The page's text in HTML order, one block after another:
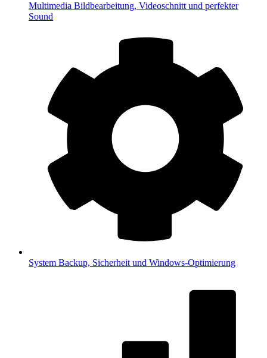
Multimedia Bildbearbeitung, Videoschnitt und perfekter
Sound
System Backup, Sicherheit und Windows-Optimierung